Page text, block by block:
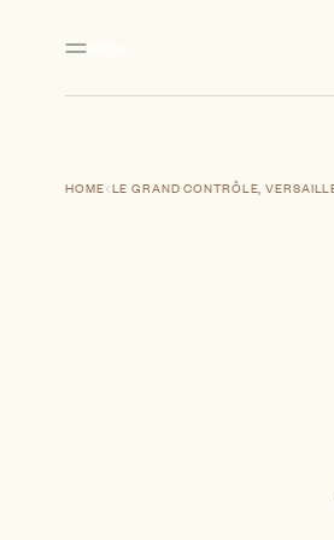
HOME LE GRAND CONTRÔLE,